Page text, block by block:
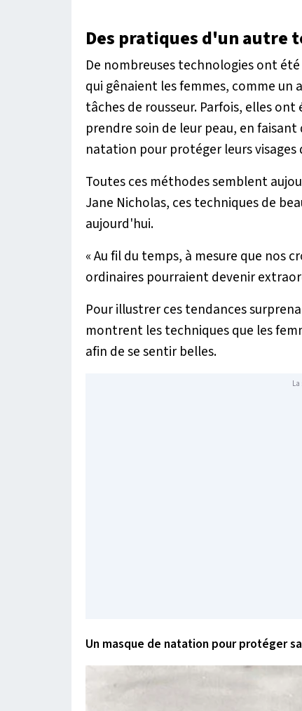
Des pratiques d'un autre
De nombreuses technologies ont
qui gênaient les femmes, comme
tâches de rousseur. Parfois, elles
prendre soin de leur peau, en
natation pour protéger leurs visages
Toutes ces méthodes semblent
Jane Nicholas, ces techniques de
aujourd'hui.
« Au fil du temps, à mesure que nos
ordinaires pourraient devenir
Pour illustrer ces tendances
montrent les techniques que les
afin de se sentir belles.
Un masque de natation pour protéger